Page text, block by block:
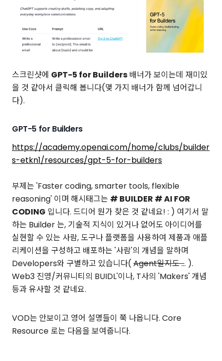
스크린샷에 GPT-5 for Builders 배너가 보이는데 재미있
을 것 같아서 클릭해 봅니다(몇 가지 배너가 함께 넘어갑니
다).
GPT-5 for Builders
https://academy.openai.com/home/clubs/builder
s-etkn1/resources/gpt-5-for-builders
부제는 'Faster coding, smarter tools, flexible
reasoning' 이며 해시태그는 # BUILDER # AI FOR
CODING 입니다. 드디어 뭔가 찾은 것 같네요! : ) 여기서 말
하는 Builder 는, 기술적 지식이 있거나 없어도 아이디어를
실현할 수 있는 사람, 도구나 플랫폼을 사용하여 제품과 애플
리케이션을 구성하고 배포하는 '사람'의 개념을 말하며
Developers와 구별하고 있습니다( Agent일지도 ... ).
Web3 진영/커뮤니티의 BUIDL'이나, T사의 'Makers' 개념
등과 유사할 것 같네요.
VOD는 안보이고 영어 설명들이 쭉 나옵니다. Core
Resource 로는 다음을 보여줍니다.